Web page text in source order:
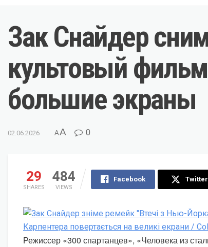
Зак Снайдер
культовый
большие экраны
02.06.2026 AA 0
29
SHARES
484
VIEWS
Facebook Twitter
Режиссер «300 спартанцев», «Человека из